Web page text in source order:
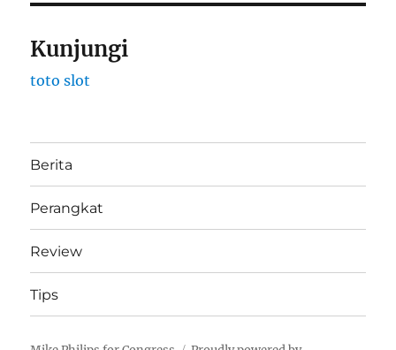
Kunjungi
toto slot
Berita
Perangkat
Review
Tips